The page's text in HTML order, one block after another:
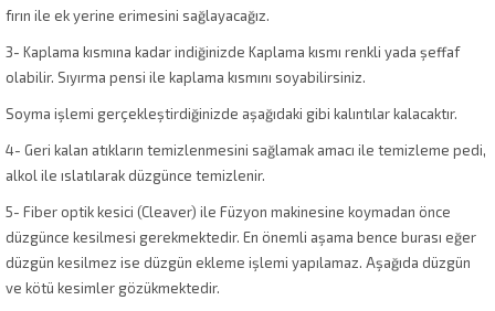
fırın ile ek yerine erimesini sağlayacağız.
3- Kaplama kısmına kadar indiğinizde Kaplama kısmı renkli yada şeffaf
olabilir. Sıyırma pensi ile kaplama kısmını soyabilirsiniz.
Soyma işlemi gerçekleştirdiğinizde aşağıdaki gibi kalıntılar kalacaktır.
4- Geri kalan atıkların temizlenmesini sağlamak amacı ile temizleme pedi,
alkol ile ıslatılarak düzgünce temizlenir.
5- Fiber optik kesici (Cleaver) ile Füzyon makinesine koymadan önce
düzgünce kesilmesi gerekmektedir. En önemli aşama bence burası eğer
düzgün kesilmez ise düzgün ekleme işlemi yapılamaz. Aşağıda düzgün
ve kötü kesimler gözükmektedir.